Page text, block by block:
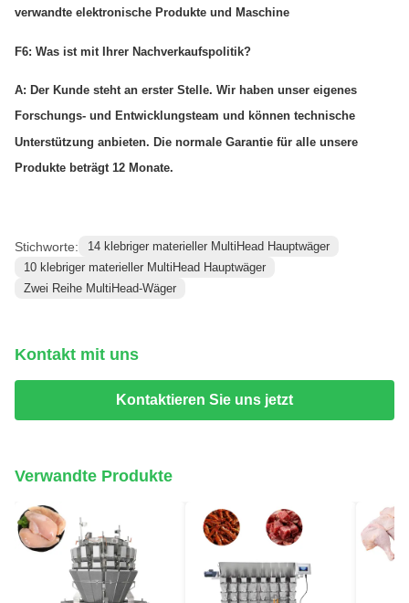
verwandte elektronische Produkte und Maschine
F6: Was ist mit Ihrer Nachverkaufspolitik?
A: Der Kunde steht an erster Stelle. Wir haben unser eigenes
Forschungs- und Entwicklungsteam und können technische
Unterstützung anbieten. Die normale Garantie für alle unsere
Produkte beträgt 12 Monate.
Stichworte:
14 klebriger materieller MultiHead Hauptwäger
10 klebriger materieller MultiHead Hauptwäger
Zwei Reihe MultiHead-Wäger
Kontakt mit uns
Kontaktieren Sie uns jetzt
Verwandte Produkte